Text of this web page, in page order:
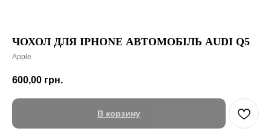
ЧОХОЛ ДЛЯ IPHONE АВТОМОБІЛЬ AUDI Q5
Apple
600,00 грн.
В корзину